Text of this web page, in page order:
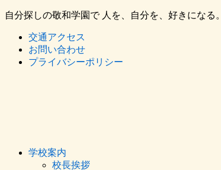
自分探しの敬和学園で 人を、自分を、好きになる。
交通アクセス
お問い合わせ
プライバシーポリシー
学校案内
校長挨拶